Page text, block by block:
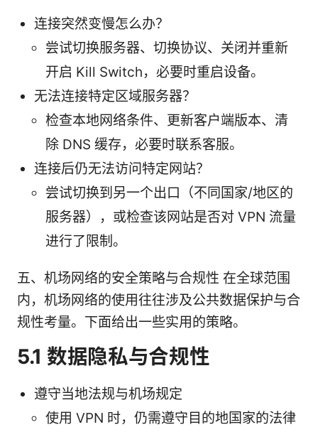
连接突然变慢怎么办？
尝试切换服务器、切换协议、关闭并重新
开启 Kill Switch，必要时重启设备。
无法连接特定区域服务器？
检查本地网络条件、更新客户端版本、清
除 DNS 缓存，必要时联系客服。
连接后仍无法访问特定网站？
尝试切换到另一个出口（不同国家/地区的
服务器），或检查该网站是否对 VPN 流量
进行了限制。
五、机场网络的安全策略与合规性 在全球范围
内，机场网络的使用往往涉及公共数据保护与合
规性考量。下面给出一些实用的策略。
5.1 数据隐私与合规性
遵守当地法规与机场规定
使用 VPN 时，仍需遵守目的地国家的法律